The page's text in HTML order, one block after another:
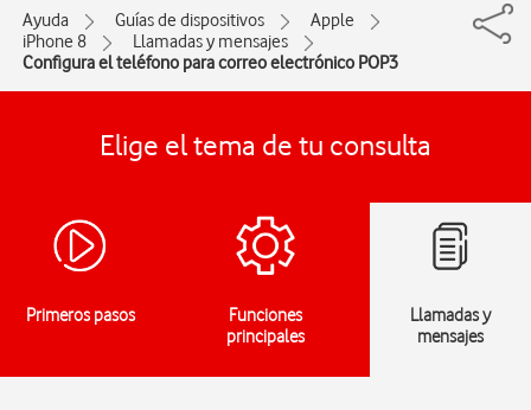
Ayuda Guías de dispositivos
Apple
iPhone 8
Llamadas y mensajes
Configura el teléfono para correo electrónico POP3
Elige el tema de tu consulta
Primeros pasos
Funciones
principales
Llamadas y
mensajes